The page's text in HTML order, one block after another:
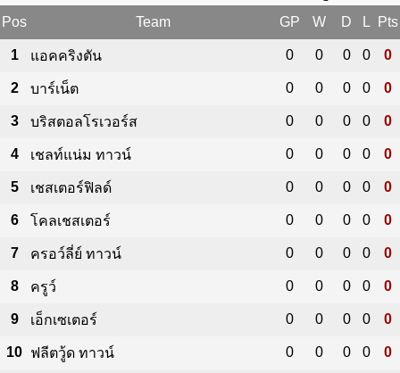
Pos Team GP W D L Pts
1 แอคคริงตัน 0 0 0 0 0
2 บาร์เน็ต 0 0 0 0 0
3 บริสตอลโรเวอร์ส 0 0 0 0 0
4 เชลท์แน่ม ทาวน์ 0 0 0 0 0
5 เชสเตอร์ฟิลด์ 0 0 0 0 0
6 โคลเชสเตอร์ 0 0 0 0 0
7 ครอว์ลี่ย์ ทาวน์ 0 0 0 0 0
8 ครูว์ 0 0 0 0 0
9 เอ็กเซเตอร์ 0 0 0 0 0
10 ฟลีตวู้ด ทาวน์ 0 0 0 0 0